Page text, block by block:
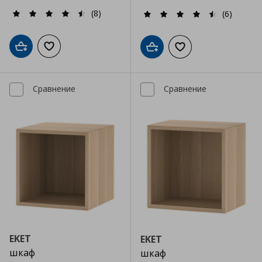
(8)
Добави в кошницата
Добави към списъка с любими
(6)
Добави в кошницата
Добави към
Сравнение
EKET
шкаф
Сравнение
EKET
шкаф